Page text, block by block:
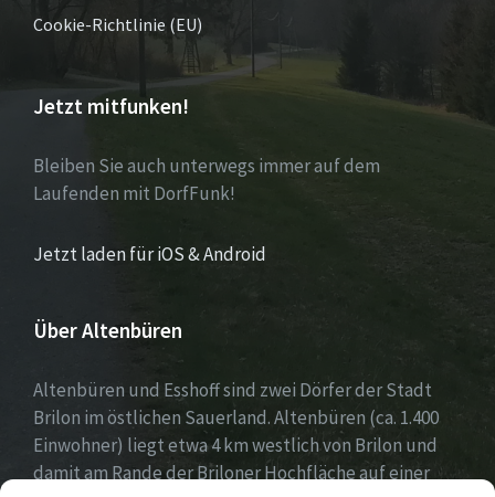
Cookie-Richtlinie (EU)
Jetzt mitfunken!
Bleiben Sie auch unterwegs immer auf dem
Laufenden mit DorfFunk!
Jetzt laden für iOS & Android
Über Altenbüren
Altenbüren und Esshoff sind zwei Dörfer der Stadt
Brilon im östlichen Sauerland. Altenbüren (ca. 1.400
Einwohner) liegt etwa 4 km westlich von Brilon und
damit am Rande der Briloner Hochfläche auf einer